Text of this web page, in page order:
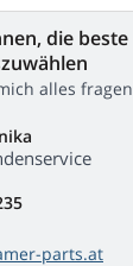
die beste
alles fragen
parts.at